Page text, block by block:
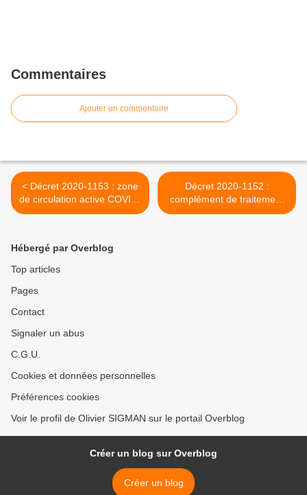
Commentaires
Ajouter un commentaire
< Décret 2020-1153 : zone
de circulation active COVID-
19
Décret 2020-1152 :
complément de traitement
indiciaire dans les hôpitaux,
Hébergé par Overblog
Top articles
Pages
Contact
Signaler un abus
C.G.U.
Cookies et données personnelles
Préférences cookies
Voir le profil de Olivier SIGMAN sur le portail Overblog
Créer un blog sur Overblog
Créer un blog